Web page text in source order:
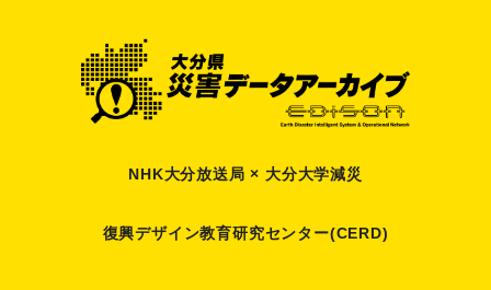
NHK大分放送局 × 大分大学減災
復興デザイン教育研究センター(CERD)